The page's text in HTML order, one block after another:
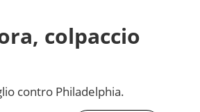
colpaccio
contro Philadelphia.